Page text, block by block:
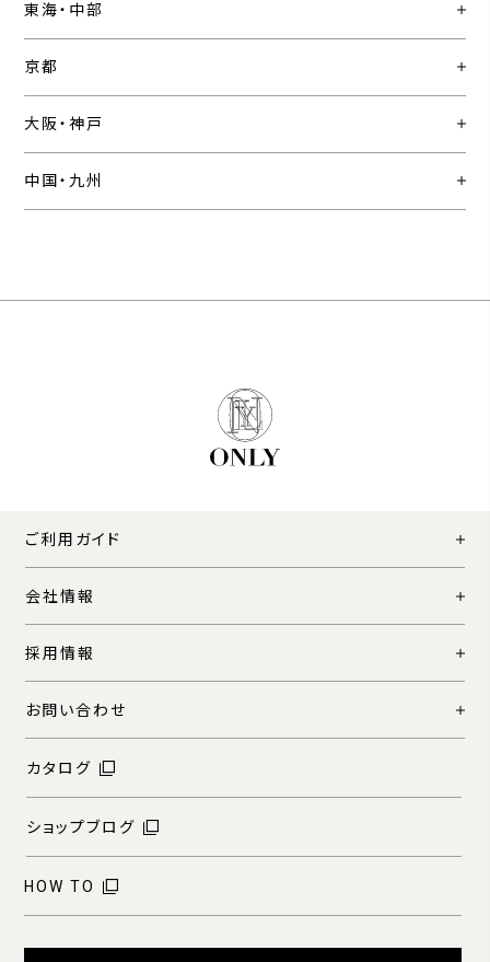
東海・中部
京都
大阪・神戸
中国・九州
ご利用ガイド
会社情報
採用情報
お問い合わせ
カタログ
ショップブログ
HOW TO